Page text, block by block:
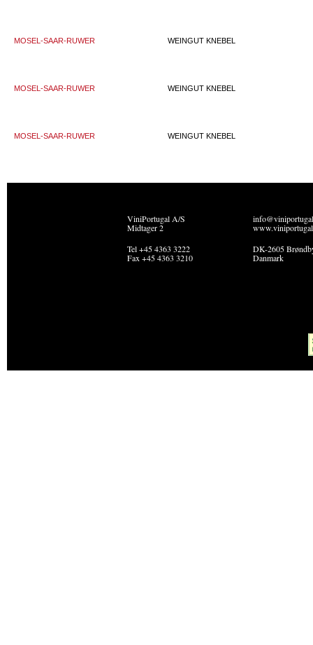
MOSEL-SAAR-RUWER WEINGUT KNEBEL
MOSEL-SAAR-RUWER WEINGUT KNEBEL
MOSEL-SAAR-RUWER WEINGUT KNEBEL
ViniPortugal A/S
Midtager 2
Tel +45 4363 3222
Fax +45 4363 3210
DK-2605
Danmark